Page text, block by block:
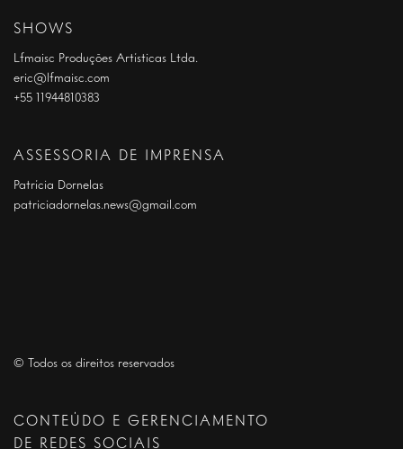
SHOWS
Lfmaisc Produções Artísticas Ltda.
eric@lfmaisc.com
+55 11944810383
ASSESSORIA DE IMPRENSA
Patrícia Dornelas
patriciadornelas.news@gmail.com
© Todos os direitos reservados
CONTEÚDO E GERENCIAMENTO
DE REDES SOCIAIS